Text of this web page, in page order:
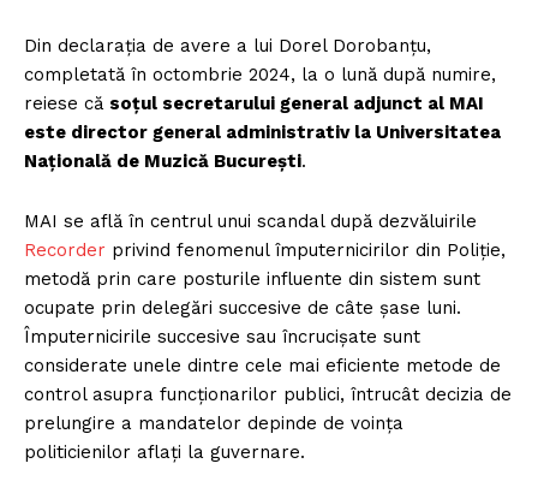
Din declarația de avere a lui Dorel Dorobanțu,
completată în octombrie 2024, la o lună după numire,
reiese că soțul secretarului general adjunct al MAI
este director general administrativ la Universitatea
Națională de Muzică București.
MAI se află în centrul unui scandal după dezvăluirile
Recorder privind fenomenul împuternicirilor din Poliție,
metodă prin care posturile influente din sistem sunt
ocupate prin delegări succesive de câte șase luni.
Împuternicirile succesive sau încrucișate sunt
considerate unele dintre cele mai eficiente metode de
control asupra funcționarilor publici, întrucât decizia de
prelungire a mandatelor depinde de voința
politicienilor aflați la guvernare.